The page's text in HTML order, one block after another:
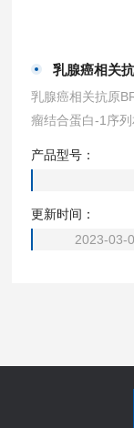
乳腺癌相关
乳腺癌相关抗原
瘤结合蛋白-1序
殖、分化、凋亡
程中发挥作用。
别，似乎是一种
不同亚型的替代
产品型号：
更新时间：
2023-03-